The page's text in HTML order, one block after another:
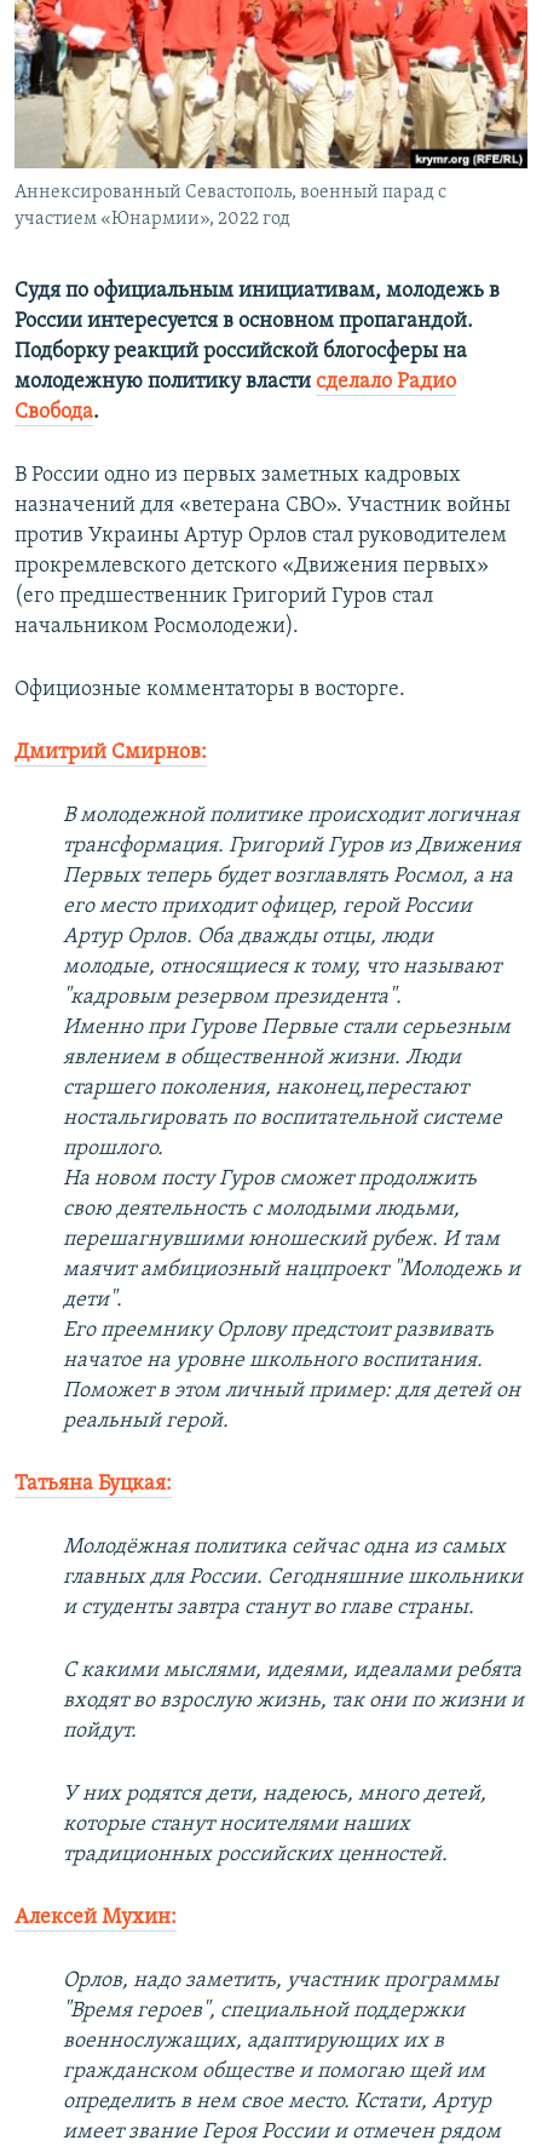
ПОБЕДИТЕЛЕЙ НЕ СУДЯТ?
КРЫМ.НЕПОКОРЕННЫЙ
ELIFBE
УКРАИНСКАЯ ПРОБЛЕМА КРЫМА
ПРИСОЕДИНЯЙТЕСЬ!
Все сайты RFE/RL
Аннексированный Севастополь, военный парад с
участием «Юнармии», 2022 год
Судя по официальным инициативам, молодежь в
России интересуется в основном пропагандой.
Подборку реакций российской блогосферы на
молодежную политику власти сделало Радио
Свобода.
В России одно из первых заметных кадровых
назначений для «ветерана СВО». Участник войны
против Украины Артур Орлов стал руководителем
прокремлевского детского «Движения первых»
(его предшественник Григорий Гуров стал
начальником Росмолодежи).
Официозные комментаторы в восторге.
Дмитрий Смирнов:
В молодежной политике происходит логичная
трансформация. Григорий Гуров из Движения
Первых теперь будет возглавлять Росмол, а на
его место приходит офицер, герой России
Артур Орлов. Оба дважды отцы, люди
молодые, относящиеся к тому, что называют
"кадровым резервом президента".
Именно при Гурове Первые стали серьезным
явлением в общественной жизни. Люди
старшего поколения, наконец,перестают
ностальгировать по воспитательной системе
прошлого.
На новом посту Гуров сможет продолжить
свою деятельность с молодыми людьми,
перешагнувшими юношеский рубеж. И там
маячит амбициозный нацпроект "Молодежь и
дети".
Его преемнику Орлову предстоит развивать
начатое на уровне школьного воспитания.
Поможет в этом личный пример: для детей он
реальный герой.
Татьяна Буцкая:
Молодёжная политика сейчас одна из самых
главных для России. Сегодняшние школьники
и студенты завтра станут во главе страны.
С какими мыслями, идеями, идеалами ребята
входят во взрослую жизнь, так они по жизни и
пойдут.
У них родятся дети, надеюсь, много детей,
которые станут носителями наших
традиционных российских ценностей.
Алексей Мухин:
Орлов, надо заметить, участник программы
"Время героев", специальной поддержки
военнослужащих, адаптирующих их в
гражданском обществе и помогаю щей им
определить в нем свое место. Кстати, Артур
имеет звание Героя России и отмечен рядом